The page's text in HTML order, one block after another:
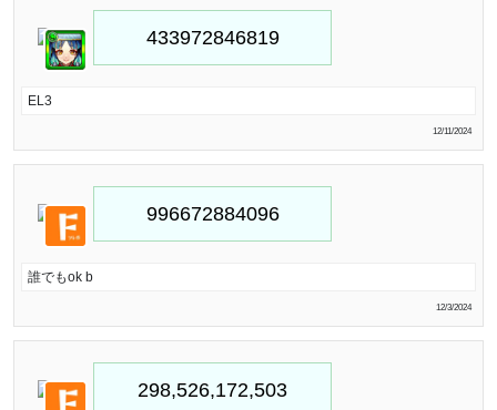
EL3
12/11/2024
誰でもok b
12/3/2024